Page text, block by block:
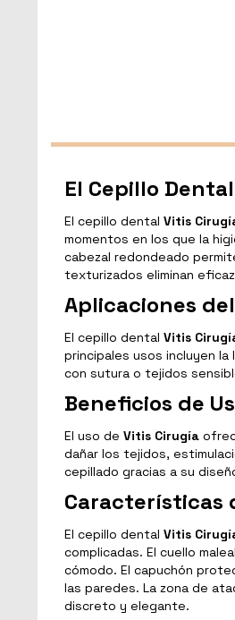
El Cepillo
El cepillo dental Vitis
momentos en los que la
cabezal redondeado
texturizados eliminan
Aplicaciones
El cepillo dental Vitis
principales usos incluyen
con sutura o tejidos
Beneficios de
El uso de Vitis Cirugía
dañar los tejidos,
cepillado gracias a su
Características
El cepillo dental Vitis
complicadas. El cuello
cómodo. El capuchón
las paredes. La zona de
discreto y elegante.